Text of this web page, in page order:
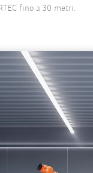
fino a 30 metri.